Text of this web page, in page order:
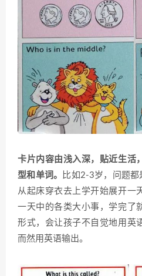
卡片内容由浅入深，贴近生活
型和单词。
比如2-3岁，问题都
从起床穿衣去上学开始展开一
一天中的各类大小事，学完了
形式，会让孩子不自觉地用英
而然用英语输出。